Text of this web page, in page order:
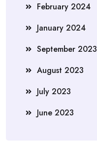
February 2024
January 2024
September 2023
August 2023
July 2023
June 2023